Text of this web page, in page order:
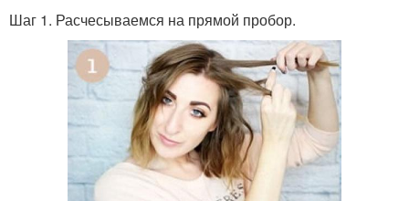
Шаг 1. Расчесываемся на прямой пробор.